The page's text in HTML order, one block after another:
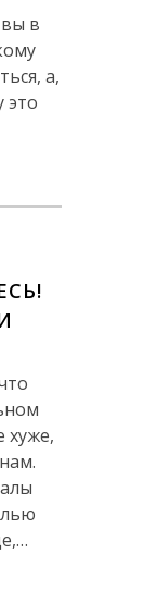
в
а,
это
хуже,